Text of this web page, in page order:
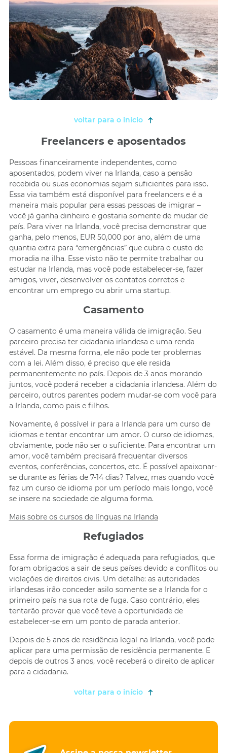
voltar para o início
Freelancers e aposentados
Pessoas financeiramente independentes, como
aposentados, podem viver na Irlanda, caso a pensão
recebida ou suas economias sejam suficientes para isso.
Essa via também está disponível para freelancers e é a
maneira mais popular para essas pessoas de imigrar –
você já ganha dinheiro e gostaria somente de mudar de
país. Para viver na Irlanda, você precisa demonstrar que
ganha, pelo menos, EUR 50,000 por ano, além de uma
quantia extra para “emergências” que cubra o custo de
moradia na ilha. Esse visto não te permite trabalhar ou
estudar na Irlanda, mas você pode estabelecer-se, fazer
amigos, viver, desenvolver os contatos corretos e
encontrar um emprego ou abrir uma startup.
Casamento
O casamento é uma maneira válida de imigração. Seu
parceiro precisa ter cidadania irlandesa e uma renda
estável. Da mesma forma, ele não pode ter problemas
com a lei. Além disso, é preciso que ele resida
permanentemente no país. Depois de 3 anos morando
juntos, você poderá receber a cidadania irlandesa. Além do
parceiro, outros parentes podem mudar-se com você para
a Irlanda, como pais e filhos.
Novamente, é possível ir para a Irlanda para um curso de
idiomas e tentar encontrar um amor. O curso de idiomas,
obviamente, pode não ser o suficiente. Para encontrar um
amor, você também precisará frequentar diversos
eventos, conferências, concertos, etc. É possível apaixonar-
se durante as férias de 7-14 dias? Talvez, mas quando você
faz um curso de idioma por um período mais longo, você
se insere na sociedade de alguma forma.
Mais sobre os cursos de línguas na Irlanda
Refugiados
Essa forma de imigração é adequada para refugiados, que
foram obrigados a sair de seus países devido a conflitos ou
violações de direitos civis. Um detalhe: as autoridades
irlandesas irão conceder asilo somente se a Irlanda for o
primeiro país na sua rota de fuga. Caso contrário, eles
tentarão provar que você teve a oportunidade de
estabelecer-se em um ponto de parada anterior.
Depois de 5 anos de residência legal na Irlanda, você pode
aplicar para uma permissão de residência permanente. E
depois de outros 3 anos, você receberá o direito de aplicar
para a cidadania.
voltar para o início